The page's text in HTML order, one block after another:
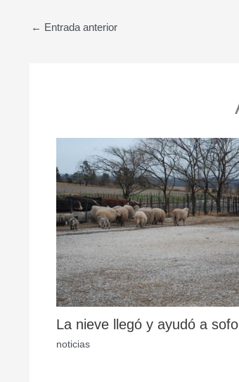
← Entrada anterior
La nieve llegó y ayudó a
noticias